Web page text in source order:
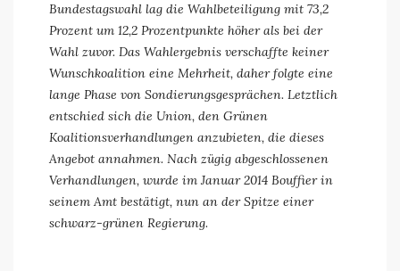
Bundestagswahl lag die Wahlbeteiligung mit 73,2
Prozent um 12,2 Prozentpunkte höher als bei der
Wahl zuvor. Das Wahlergebnis verschaffte keiner
Wunschkoalition eine Mehrheit, daher folgte eine
lange Phase von Sondierungsgesprächen. Letztlich
entschied sich die Union, den Grünen
Koalitionsverhandlungen anzubieten, die dieses
Angebot annahmen. Nach zügig abgeschlossenen
Verhandlungen, wurde im Januar 2014 Bouffier in
seinem Amt bestätigt, nun an der Spitze einer
schwarz-grünen Regierung.